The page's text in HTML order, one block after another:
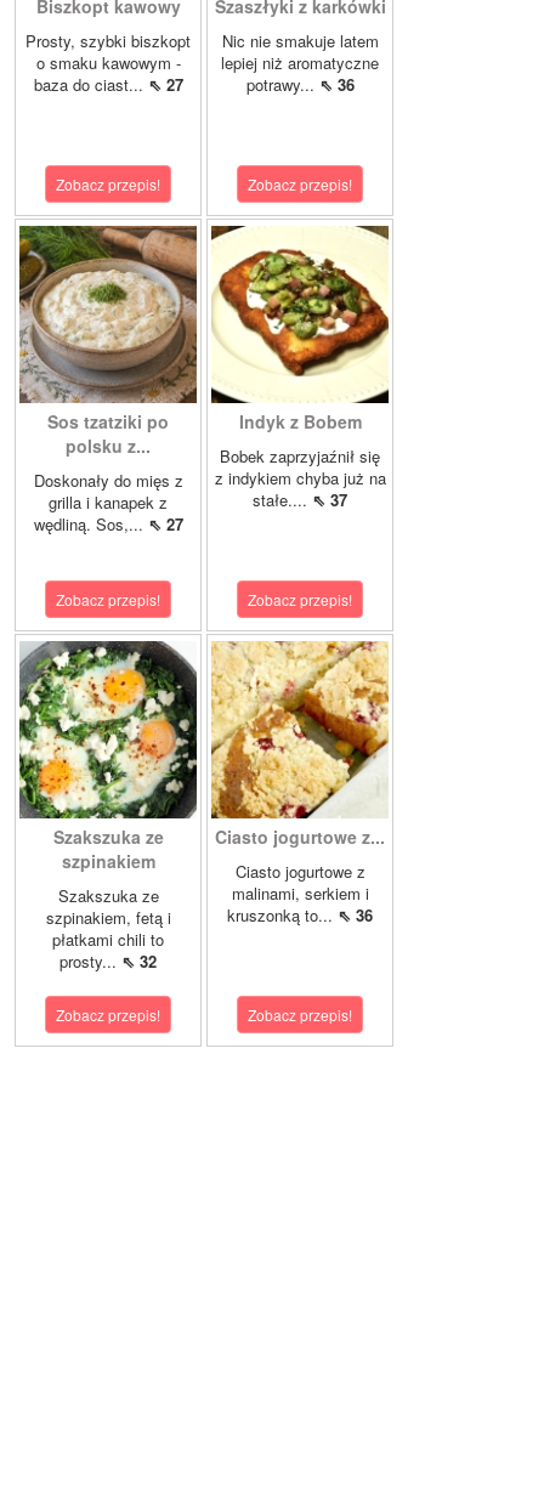
Biszkopt kawowy
Prosty, szybki biszkopt
o smaku kawowym -
baza do ciast... ⇖ 27
Zobacz przepis!
Szaszłyki z karkówki
Nic nie smakuje latem
lepiej niż aromatyczne
potrawy... ⇖ 36
Zobacz przepis!
Sos tzatziki po
polsku z...
Doskonały do mięs z
grilla i kanapek z
wędliną. Sos,... ⇖ 27
Zobacz przepis!
Indyk z Bobem
Bobek zaprzyjaźnił się
z indykiem chyba już na
stałe.... ⇖ 37
Zobacz przepis!
Szakszuka ze
szpinakiem
Szakszuka ze
szpinakiem, fetą i
płatkami chili to
prosty... ⇖ 32
Zobacz przepis!
Ciasto jogurtowe z...
Ciasto jogurtowe z
malinami, serkiem i
kruszonką to... ⇖ 36
Zobacz przepis!